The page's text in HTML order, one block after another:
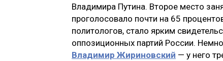
Владимира Путина. Второе место
проголосовало почти на 65
политологов, стало ярким
оппозиционных партий России.
Владимир Жириновский — у него